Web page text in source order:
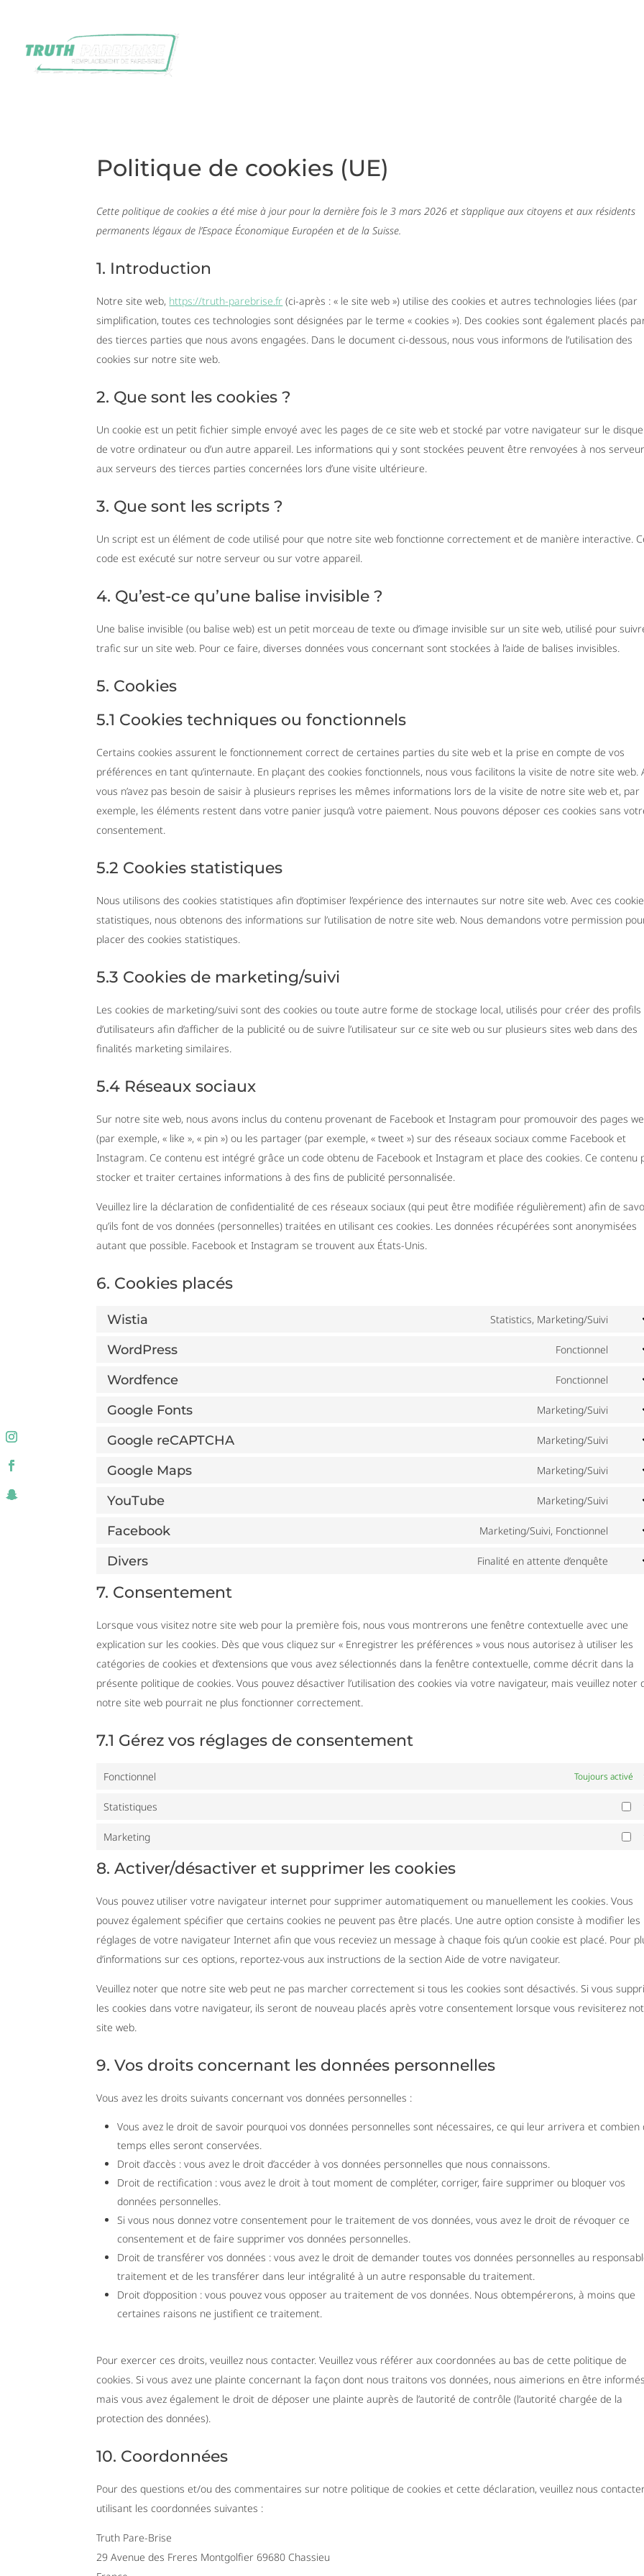
Politique de cookies (UE)
Cette politique de cookies a été mise à jour pour la dernière fois le 3 mars 2026 et s’applique aux citoyens et aux résidents
permanents légaux de l’Espace Économique Européen et de la Suisse.
1. Introduction
Notre site web, https://truth-parebrise.fr (ci-après : « le site web ») utilise des cookies et autres technologies liées (par
simplification, toutes ces technologies sont désignées par le terme « cookies »). Des cookies sont également placés
des tierces parties que nous avons engagées. Dans le document ci-dessous, nous vous informons de l’utilisation des
cookies sur notre site web.
2. Que sont les cookies ?
Un cookie est un petit fichier simple envoyé avec les pages de ce site web et stocké par votre navigateur sur le
de votre ordinateur ou d’un autre appareil. Les informations qui y sont stockées peuvent être renvoyées à nos
aux serveurs des tierces parties concernées lors d’une visite ultérieure.
3. Que sont les scripts ?
Un script est un élément de code utilisé pour que notre site web fonctionne correctement et de manière interactive.
code est exécuté sur notre serveur ou sur votre appareil.
4. Qu’est-ce qu’une balise invisible ?
Une balise invisible (ou balise web) est un petit morceau de texte ou d’image invisible sur un site web, utilisé pour
trafic sur un site web. Pour ce faire, diverses données vous concernant sont stockées à l’aide de balises invisibles.
5. Cookies
5.1 Cookies techniques ou fonctionnels
Certains cookies assurent le fonctionnement correct de certaines parties du site web et la prise en compte de vos
préférences en tant qu’internaute. En plaçant des cookies fonctionnels, nous vous facilitons la visite de notre site web.
vous n’avez pas besoin de saisir à plusieurs reprises les mêmes informations lors de la visite de notre site web et, par
exemple, les éléments restent dans votre panier jusqu’à votre paiement. Nous pouvons déposer ces cookies sans
consentement.
5.2 Cookies statistiques
Nous utilisons des cookies statistiques afin d’optimiser l’expérience des internautes sur notre site web. Avec ces
statistiques, nous obtenons des informations sur l’utilisation de notre site web. Nous demandons votre permission
placer des cookies statistiques.
5.3 Cookies de marketing/suivi
Les cookies de marketing/suivi sont des cookies ou toute autre forme de stockage local, utilisés pour créer des profils
d’utilisateurs afin d’afficher de la publicité ou de suivre l’utilisateur sur ce site web ou sur plusieurs sites web dans des
finalités marketing similaires.
5.4 Réseaux sociaux
Sur notre site web, nous avons inclus du contenu provenant de Facebook et Instagram pour promouvoir des pages
(par exemple, « like », « pin ») ou les partager (par exemple, « tweet ») sur des réseaux sociaux comme Facebook et
Instagram. Ce contenu est intégré grâce un code obtenu de Facebook et Instagram et place des cookies. Ce contenu
stocker et traiter certaines informations à des fins de publicité personnalisée.
Veuillez lire la déclaration de confidentialité de ces réseaux sociaux (qui peut être modifiée régulièrement) afin de
qu’ils font de vos données (personnelles) traitées en utilisant ces cookies. Les données récupérées sont anonymisées
autant que possible. Facebook et Instagram se trouvent aux États-Unis.
6. Cookies placés
Wistia Statistics, Marketing/Suivi
WordPress Fonctionnel
Wordfence Fonctionnel
Google Fonts Marketing/Suivi
Google reCAPTCHA Marketing/Suivi
Google Maps Marketing/Suivi
maps
YouTube Marketing/Suivi
Facebook Marketing/Suivi, Fonctionnel
Divers Finalité en attente d’enquête
divers
7. Consentement
Lorsque vous visitez notre site web pour la première fois, nous vous montrerons une fenêtre contextuelle avec une
explication sur les cookies. Dès que vous cliquez sur « Enregistrer les préférences » vous nous autorisez à utiliser les
catégories de cookies et d’extensions que vous avez sélectionnés dans la fenêtre contextuelle, comme décrit dans la
présente politique de cookies. Vous pouvez désactiver l’utilisation des cookies via votre navigateur, mais veuillez noter
notre site web pourrait ne plus fonctionner correctement.
7.1 Gérez vos réglages de consentement
Fonctionnel Toujours activé
Statistiques
Marketing
8. Activer/désactiver et supprimer les cookies
Vous pouvez utiliser votre navigateur internet pour supprimer automatiquement ou manuellement les cookies. Vous
pouvez également spécifier que certains cookies ne peuvent pas être placés. Une autre option consiste à modifier les
réglages de votre navigateur Internet afin que vous receviez un message à chaque fois qu’un cookie est placé. Pour
d’informations sur ces options, reportez-vous aux instructions de la section Aide de votre navigateur.
Veuillez noter que notre site web peut ne pas marcher correctement si tous les cookies sont désactivés. Si vous
les cookies dans votre navigateur, ils seront de nouveau placés après votre consentement lorsque vous revisiterez
site web.
9. Vos droits concernant les données personnelles
Vous avez les droits suivants concernant vos données personnelles :
Vous avez le droit de savoir pourquoi vos données personnelles sont nécessaires, ce qui leur arrivera et combien
temps elles seront conservées.
Droit d’accès : vous avez le droit d’accéder à vos données personnelles que nous connaissons.
Droit de rectification : vous avez le droit à tout moment de compléter, corriger, faire supprimer ou bloquer vos
données personnelles.
Si vous nous donnez votre consentement pour le traitement de vos données, vous avez le droit de révoquer ce
consentement et de faire supprimer vos données personnelles.
Droit de transférer vos données : vous avez le droit de demander toutes vos données personnelles au
traitement et de les transférer dans leur intégralité à un autre responsable du traitement.
Droit d’opposition : vous pouvez vous opposer au traitement de vos données. Nous obtempérerons, à moins que
certaines raisons ne justifient ce traitement.
Pour exercer ces droits, veuillez nous contacter. Veuillez vous référer aux coordonnées au bas de cette politique de
cookies. Si vous avez une plainte concernant la façon dont nous traitons vos données, nous aimerions en être
mais vous avez également le droit de déposer une plainte auprès de l’autorité de contrôle (l’autorité chargée de la
protection des données).
10. Coordonnées
Pour des questions et/ou des commentaires sur notre politique de cookies et cette déclaration, veuillez nous
utilisant les coordonnées suivantes :
Truth Pare-Brise
29 Avenue des Freres Montgolfier 69680 Chassieu